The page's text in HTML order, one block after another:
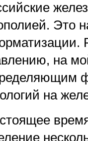
Это
на
на